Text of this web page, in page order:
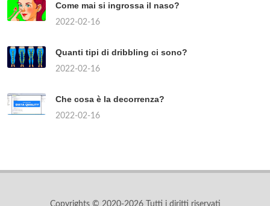
Come mai si ingrossa il naso?
2022-02-16
Quanti tipi di dribbling ci sono?
2022-02-16
Che cosa è la decorrenza?
2022-02-16